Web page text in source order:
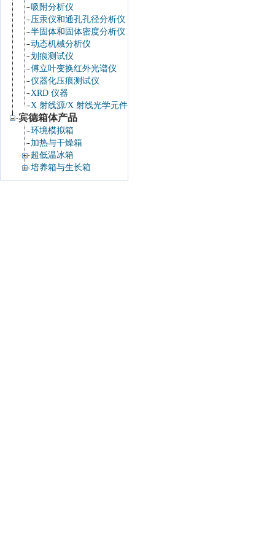
吸附分析仪
压汞仪和通孔孔径分析仪
半固体和固体密度分析仪
动态机械分析仪
划痕测试仪
傅立叶变换红外光谱仪
仪器化压痕测试仪
XRD 仪器
X 射线源/X 射线光学元件
宾德箱体产品
环境模拟箱
加热与干燥箱
超低温冰箱
培养箱与生长箱